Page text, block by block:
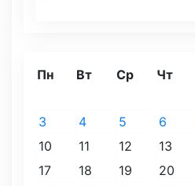
Пн Вт Ср Чт
3
4 5 6
10
11 12 13
17
18 19 20